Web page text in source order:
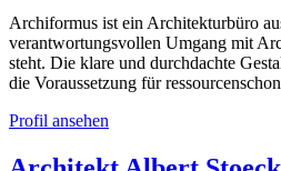
Archiformus ist ein Architekturbüro
verantwortungsvollen Umgang mit
steht. Die klare und durchdachte
die Voraussetzung für
Profil ansehen